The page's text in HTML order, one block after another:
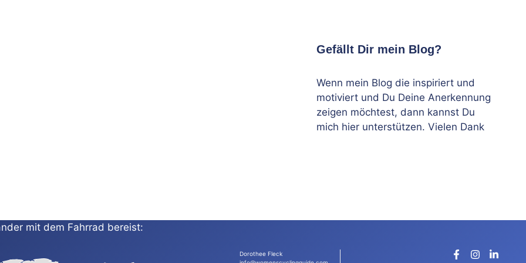
Gefällt Dir mein Blog?
Wenn mein Blog die inspiriert und
motiviert und Du Deine Anerkennung
zeigen möchtest, dann kannst Du
mich hier unterstützen. Vielen Dank
mit dem Fahrrad bereist:
Dorothee Fleck